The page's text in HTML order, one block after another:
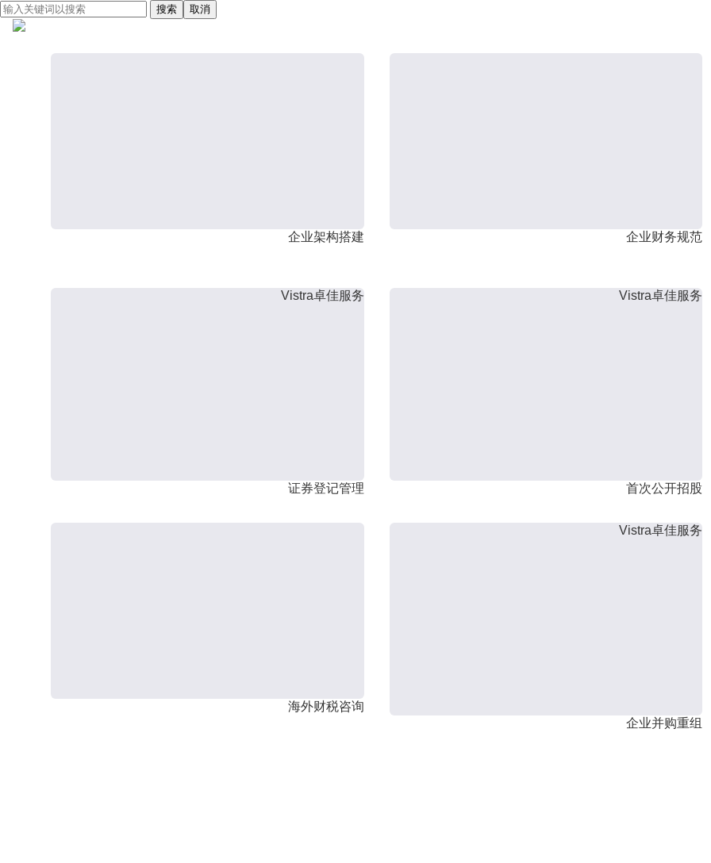
搜索 取消
企业架构搭建 企业财务规范
Vistra卓佳服务
证券登记管理
Vistra卓佳服务
首次公开招股
海外财税咨询
Vistra卓佳服务
企业并购重组